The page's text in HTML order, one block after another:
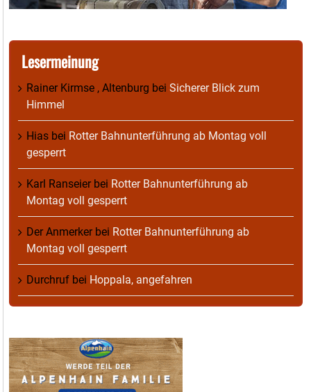
Lesermeinung
Rainer Kirmse , Altenburg bei Sicherer Blick zum
Himmel
Hias bei Rotter Bahnunterführung ab Montag voll
gesperrt
Karl Ranseierbei Rotter Bahnunterführung ab
Montag voll gesperrt
Der Anmerkerbei Rotter Bahnunterführung ab
Montag voll gesperrt
Durchruf bei Hoppala, angefahren